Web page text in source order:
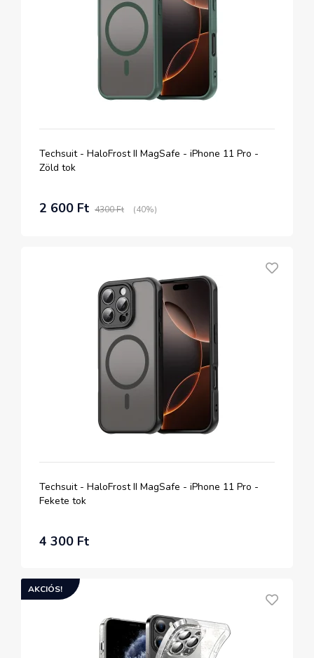
Techsuit - HaloFrost II MagSafe - iPhone 11 Pro -
Zöld tok
2 600 Ft 4300 Ft (40%)
Techsuit - HaloFrost II MagSafe - iPhone 11 Pro -
Fekete tok
4 300 Ft
AKCIÓS!